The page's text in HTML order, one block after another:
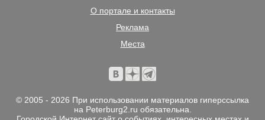
О портале и контакты
Реклама
Места
© 2005 - 2026 При использовании материалов гиперссылка
на Peterburg2.ru обязательна.